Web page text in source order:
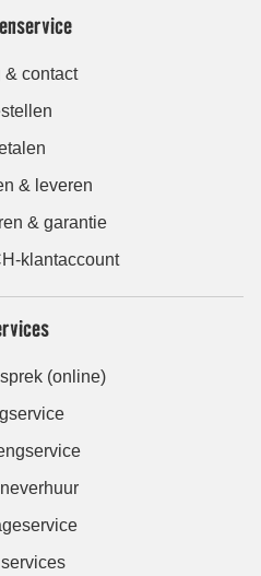
& contact
& leveren
& garantie
klantaccount
(online)